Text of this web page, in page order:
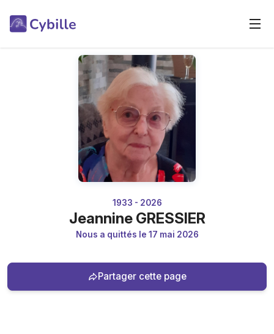
1933 - 2026
Jeannine GRESSIER
Nous a quittés le 17 mai 2026
Partager cette page